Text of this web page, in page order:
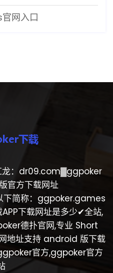
网入口
龙：dr09.com▓ggpoker
官方下载网址
下简称：ggpoker.games
下载网址是多少✔全站,
德扑官网,专业 Short
地址支持 android 版下载
官方,ggpoker官方